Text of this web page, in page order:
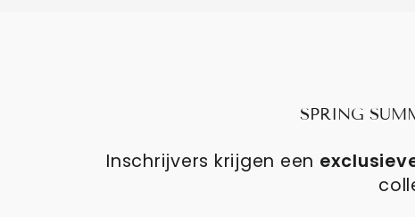
SPRING
Inschrijvers krijgen een